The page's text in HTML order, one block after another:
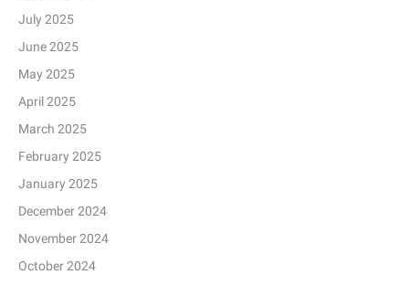
July 2025
June 2025
May 2025
April 2025
March 2025
February 2025
January 2025
December 2024
November 2024
October 2024